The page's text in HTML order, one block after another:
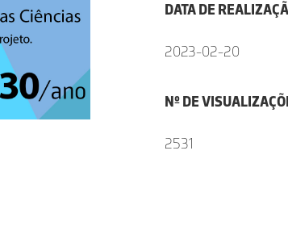
DATA DE
2023-02-20
Nº DE
2531